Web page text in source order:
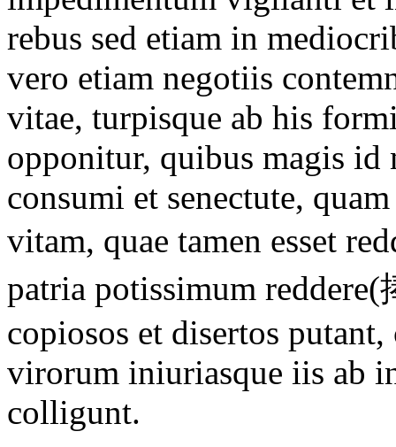
rebus sed etiam in
vero etiam negotiis
vitae, turpisque ab his
opponitur, quibus magis id
consumi et senectute,
vitam, quae tamen esset
patria potissimum
copiosos et disertos
virorum iniuriasque iis ab
colligunt.